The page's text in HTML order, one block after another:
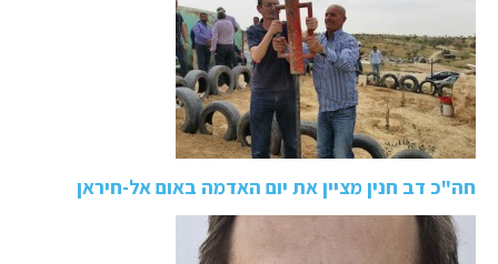
חה"כ דב חנין מציין את יום האדמה באום אל-חיראן